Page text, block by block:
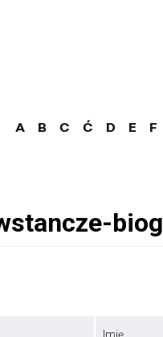
A B C Ć D E F